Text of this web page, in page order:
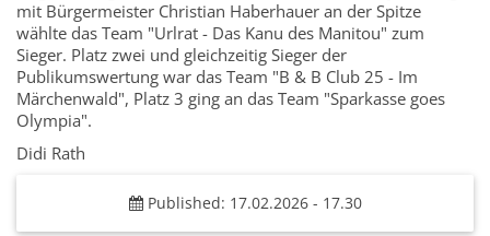
mit Bürgermeister Christian Haberhauer an der Spitze
wählte das Team "Urlrat - Das Kanu des Manitou" zum
Sieger. Platz zwei und gleichzeitig Sieger der
Publikumswertung war das Team "B & B Club 25 - Im
Märchenwald", Platz 3 ging an das Team "Sparkasse goes
Olympia".
Didi Rath
Published: 17.02.2026 - 17.30